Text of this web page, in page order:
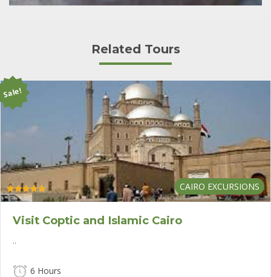
Related Tours
Sale!
CAIRO EXCURSIONS
Rated
Visit Coptic and Islamic Cairo
..
6 Hours